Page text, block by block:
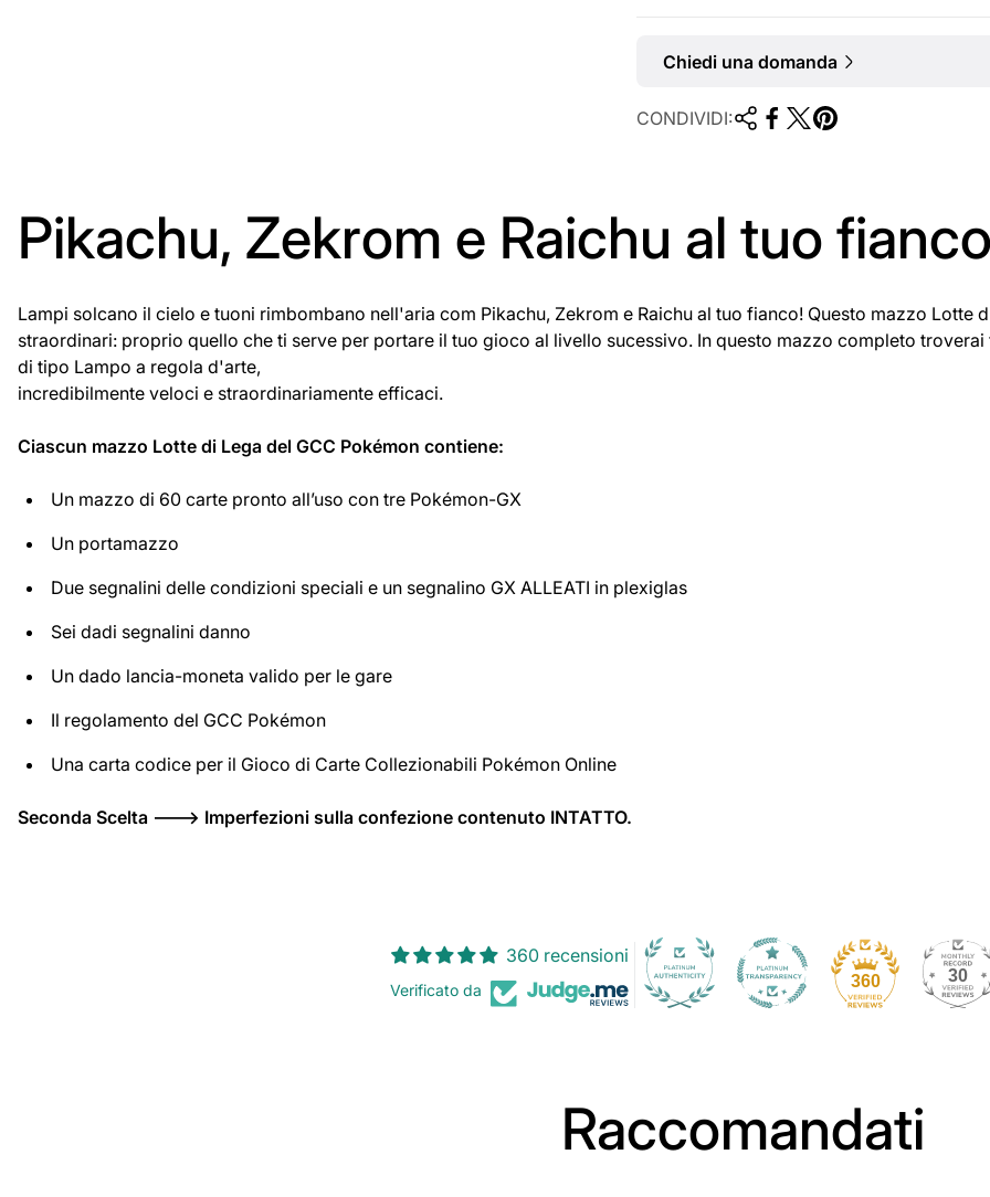
Chiedi una domanda
CONDIVIDI:
Pikachu, Zekrom e Raichu al tuo
Lampi solcano il cielo e tuoni rimbombano nell'aria com Pikachu, Zekrom e Raichu al tuo fianco! Questo mazzo Lotte
straordinari: proprio quello che ti serve per portare il tuo gioco al livello sucessivo. In questo mazzo completo
di tipo Lampo a regola d'arte,
incredibilmente veloci e straordinariamente efficaci.
Ciascun mazzo Lotte di Lega del GCC Pokémon contiene:
Un mazzo di 60 carte pronto all’uso con tre Pokémon-GX
Un portamazzo
Due segnalini delle condizioni speciali e un segnalino GX ALLEATI in plexiglas
Sei dadi segnalini danno
Un dado lancia-moneta valido per le gare
Il regolamento del GCC Pokémon
Una carta codice per il Gioco di Carte Collezionabili Pokémon Online
Seconda Scelta ---> Imperfezioni sulla confezione contenuto INTATTO.
360 recensioni
Verificato da 360 30
Raccomandati